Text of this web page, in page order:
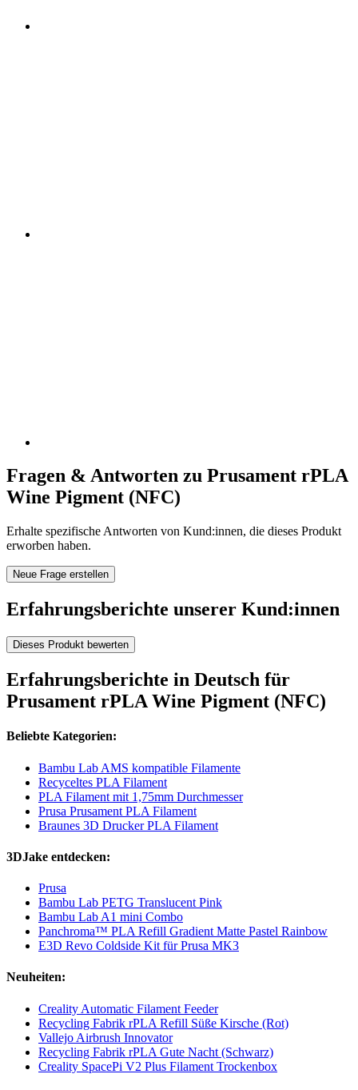
Fragen & Antworten zu Prusament rPLA
Wine Pigment (NFC)
Erhalte spezifische Antworten von Kund:innen, die dieses Produkt
erworben haben.
Neue Frage erstellen
Erfahrungsberichte unserer Kund:innen
Dieses Produkt bewerten
Erfahrungsberichte in Deutsch für
Prusament rPLA Wine Pigment (NFC)
Beliebte Kategorien:
Bambu Lab AMS kompatible Filamente
Recyceltes PLA Filament
PLA Filament mit 1,75mm Durchmesser
Prusa Prusament PLA Filament
Braunes 3D Drucker PLA Filament
3DJake entdecken:
Prusa
Bambu Lab PETG Translucent Pink
Bambu Lab A1 mini Combo
Panchroma™ PLA Refill Gradient Matte Pastel Rainbow
E3D Revo Coldside Kit für Prusa MK3
Neuheiten:
Creality Automatic Filament Feeder
Recycling Fabrik rPLA Refill Süße Kirsche (Rot)
Vallejo Airbrush Innovator
Recycling Fabrik rPLA Gute Nacht (Schwarz)
Creality SpacePi V2 Plus Filament Trockenbox